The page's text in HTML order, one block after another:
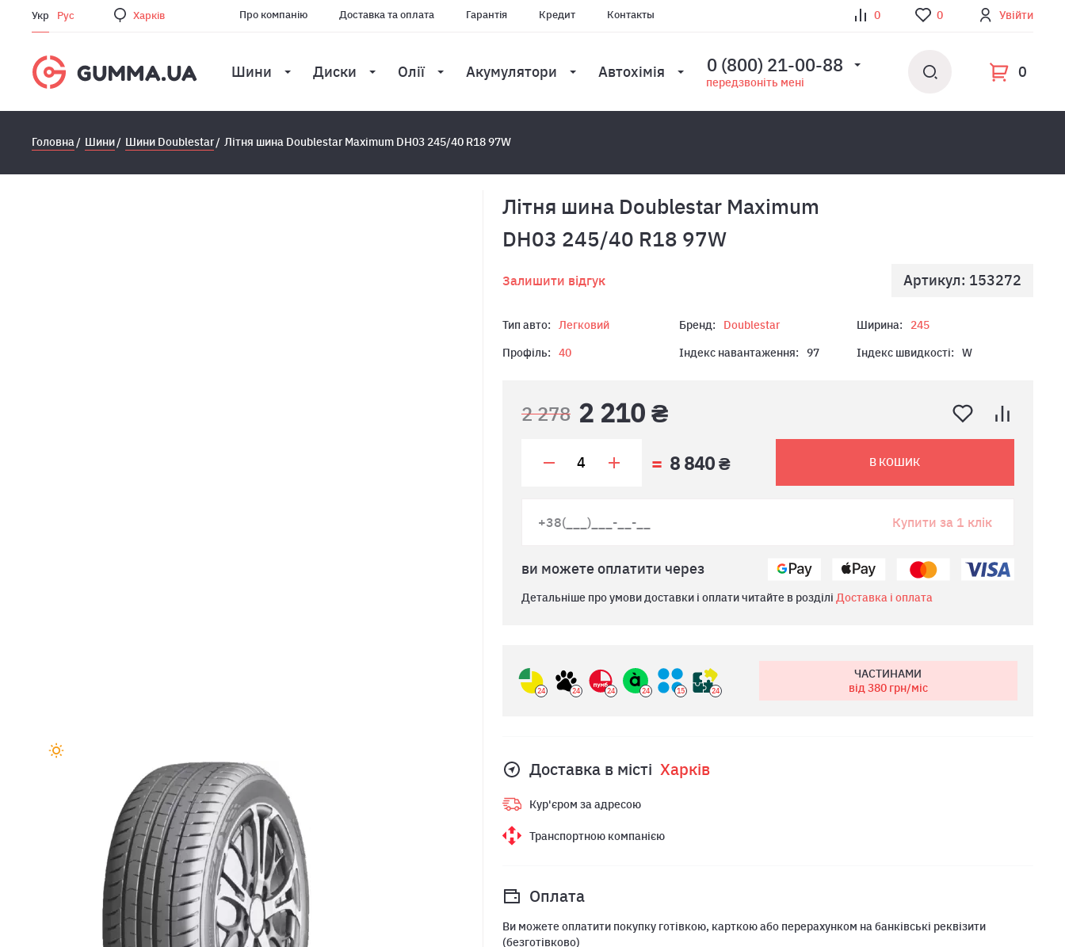
Укр Рус Харкiв Про компанію Доставка та оплата Гарантія Кредит Контакты 0 0 Увійти
Шини Диски Олії Акумулятори Автохімія 0 (800) 21-00-88
передзвоніть мені
0
Головна Шини Шини Doublestar Лiтня шина Doublestar Maximum DH03 245/40 R18 97W
Лiтня шина Doublestar Maximum
DH03 245/40 R18 97W
Залишити відгук Артикул: 153272
Тип авто: Легковий Бренд: Doublestar Ширина:
245
Профіль:
40 Індекс навантаження: 97 Індекс швидкості: W
2 278 2 210 ₴
8 840 ₴ В КОШИК
Купити за 1 клік
ви можете оплатити через
Детальніше про умови доставки і оплати читайте в розділі Доставка і оплата
24 24 24 24 15 24
ЧАСТИНАМИ
від 380грн/міс
Доставка в місті Харкiв
Кур'єром за адресою
Транспортною компанією
Оплата
Ви можете оплатити покупку готівкою, карткою або перерахунком на банківські реквізити
(безготівково)